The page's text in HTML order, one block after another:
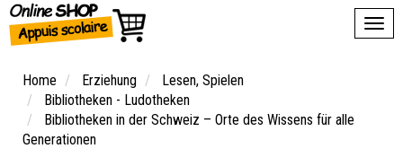
Home Erziehung
Lesen, Spielen
Bibliotheken - Ludotheken
Bibliotheken in der Schweiz – Orte des Wissens für alle
Generationen